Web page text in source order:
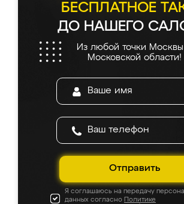
БЕСПЛАТНОЕ
ДО НАШЕГО
Из любой точки
Московской области!
Отправить
Я соглашаюсь на передачу
данных согласно Политике